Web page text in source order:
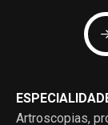
Artroscopias,